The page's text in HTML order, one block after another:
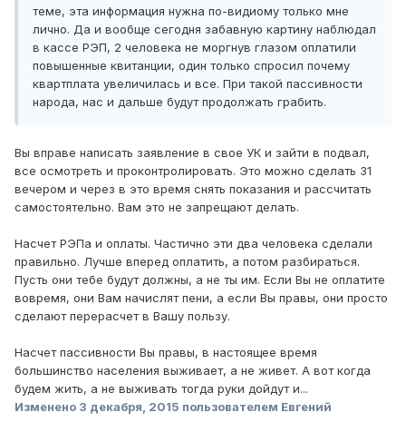
теме, эта информация нужна по-видиому только мне
лично. Да и вообще сегодня забавную картину наблюдал
в кассе РЭП, 2 человека не моргнув глазом оплатили
повышенные квитанции, один только спросил почему
квартплата увеличилась и все. При такой пассивности
народа, нас и дальше будут продолжать грабить.
Вы вправе написать заявление в свое УК и зайти в подвал,
все осмотреть и проконтролировать. Это можно сделать 31
вечером и через в это время снять показания и рассчитать
самостоятельно. Вам это не запрещают делать.
Насчет РЭПа и оплаты. Частично эти два человека сделали
правильно. Лучше вперед оплатить, а потом разбираться.
Пусть они тебе будут должны, а не ты им. Если Вы не оплатите
вовремя, они Вам начислят пени, а если Вы правы, они просто
сделают перерасчет в Вашу пользу.
Насчет пассивности Вы правы, в настоящее время
большинство населения выживает, а не живет. А вот когда
будем жить, а не выживать тогда руки дойдут и...
Изменено 3 декабря, 2015 пользователем Евгений